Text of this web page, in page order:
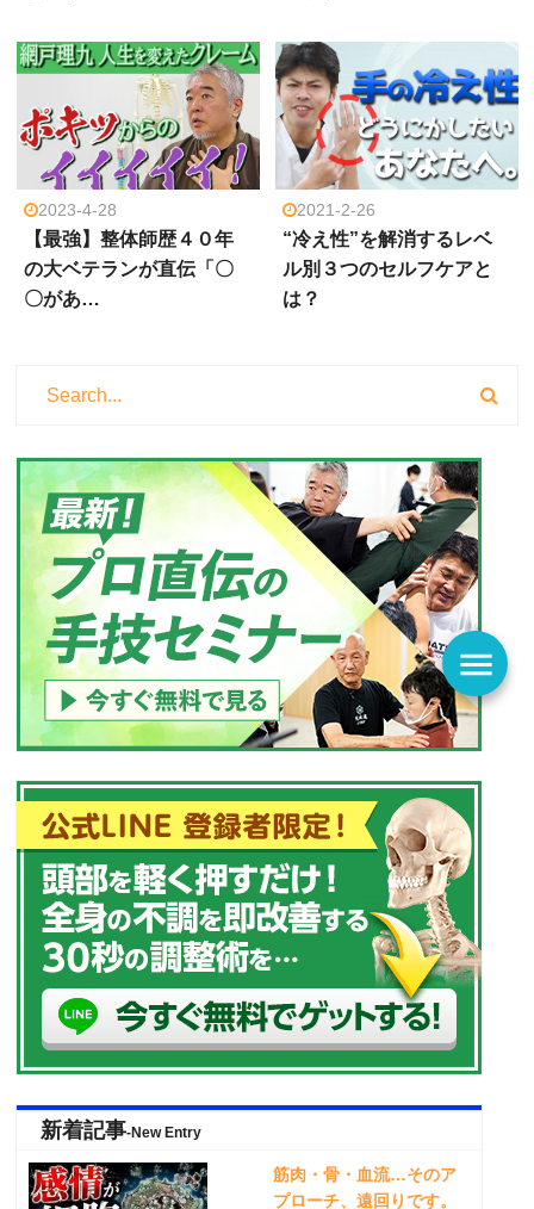
2023-4-28
【最強】整体師歴４０年
の大ベテランが直伝「〇
〇があ…
2021-2-26
“冷え性”を解消するレベ
ル別３つのセルフケアと
は？
新着記事-New Entry
筋肉・骨・血流…そのア
プローチ、遠回りです。
menu